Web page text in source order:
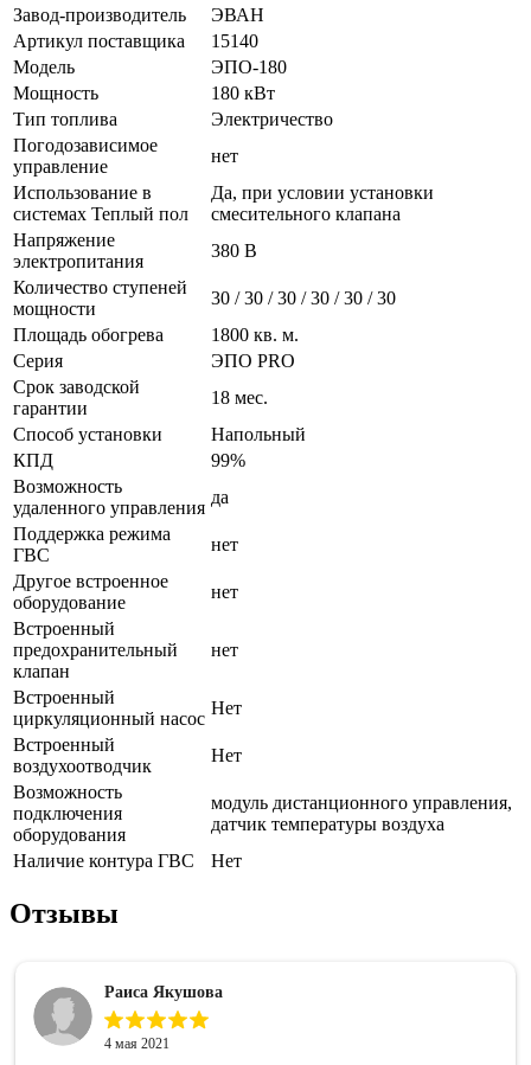
Завод-производитель
ЭВАН
Артикул поставщика
15140
Модель
ЭПО-180
Мощность
180 кВт
Тип топлива
Электричество
Погодозависимое
управление
нет
Использование в
системах Теплый пол
Да, при условии установки
смесительного клапана
Напряжение
электропитания
380 В
Количество ступеней
мощности
30 / 30 / 30 / 30 / 30 / 30
Площадь обогрева
1800 кв. м.
Серия
ЭПО PRO
Срок заводской
гарантии
18 мес.
Способ установки
Напольный
КПД
99%
Возможность
удаленного управления
да
Поддержка режима
ГВС
нет
Другое встроенное
оборудование
нет
Встроенный
предохранительный
клапан
нет
Встроенный
циркуляционный насос
Нет
Встроенный
воздухоотводчик
Нет
Возможность
подключения
оборудования
модуль дистанционного управления,
датчик температуры воздуха
Наличие контура ГВС
Нет
Отзывы
Раиса Якушова
4 мая 2021